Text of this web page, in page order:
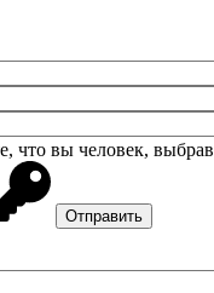
что вы человек, выбрав